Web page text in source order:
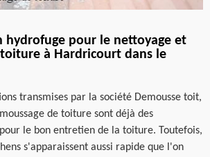
hydrofuge pour le nettoyage et
à Hardricourt dans le
transmises par la société Demousse toit,
de toiture sont déjà des
le bon entretien de la toiture. Toutefois,
s'apparaissent aussi rapide que l'on